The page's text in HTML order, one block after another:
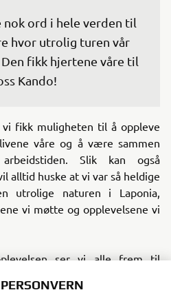
nok ord i hele verden til
hvor utrolig turen vår
fikk hjertene våre til
Kando!
fikk muligheten til å oppleve
våre og å være sammen
Slik kan også
alltid huske at vi var så heldige
utrolige naturen i Laponia,
vi møtte og opplevelsene vi
ser vi alle frem til
kan føre til helt utrolige og